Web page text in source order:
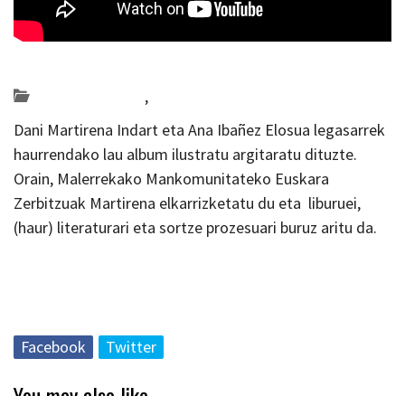
,
Dani Martirena Indart eta Ana Ibañez Elosua legasarrek
haurrendako lau album ilustratu argitaratu dituzte.
Orain, Malerrekako Mankomunitateko Euskara
Zerbitzuak Martirena elkarrizketatu du eta liburuei,
(haur) literaturari eta sortze prozesuari buruz aritu da.
Facebook Twitter